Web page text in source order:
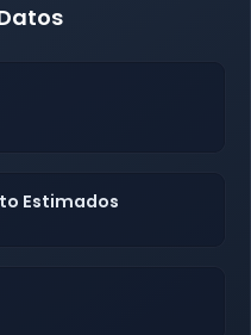
Estimados